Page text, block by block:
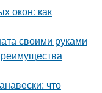
окон: как
своими руками
что